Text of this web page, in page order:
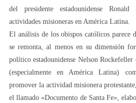
del presidente estadounidense
actividades misioneras en América Latina.
El análisis de los obispos católicos parece
se remonta, al menos en su dimensión
político estadounidense Nelson
(especialmente en América Latina)
promover la actividad misionera
el llamado «Documento de Santa Fe»,